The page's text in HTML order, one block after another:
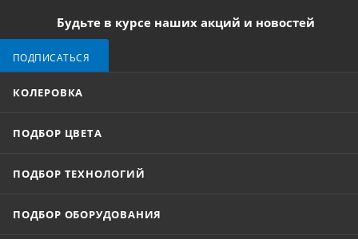
Будьте в курсе наших акций и новостей
ПОДПИСАТЬСЯ
КОЛЕРОВКА
ПОДБОР ЦВЕТА
ПОДБОР ТЕХНОЛОГИЙ
ПОДБОР ОБОРУДОВАНИЯ